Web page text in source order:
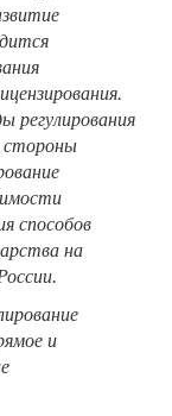
регулирования
стороны
способов
на
и